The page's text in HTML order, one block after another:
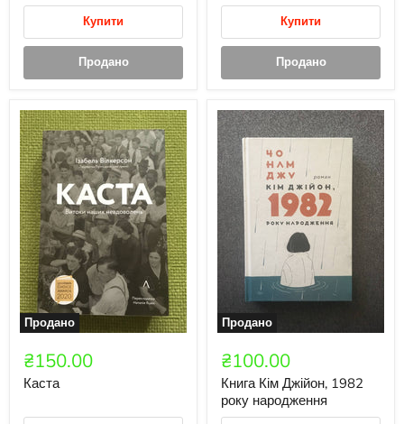
Купити
Продано
Купити
Продано
Продано
₴150.00
Каста
Продано
₴100.00
Книга Кім Джійон, 1982
року народження